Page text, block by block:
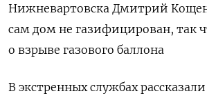
Нижневартовска Дмитрий
сам дом не газифицирован, так
о взрыве газового баллона
В экстренных службах